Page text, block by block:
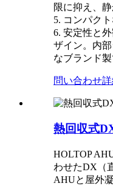
限に抑え、
5. コンパク
6. 安定性と
ザイン。内
なブランド
問い合わせ
熱回収式
HOLTOP
わせたDX（
AHUと屋外